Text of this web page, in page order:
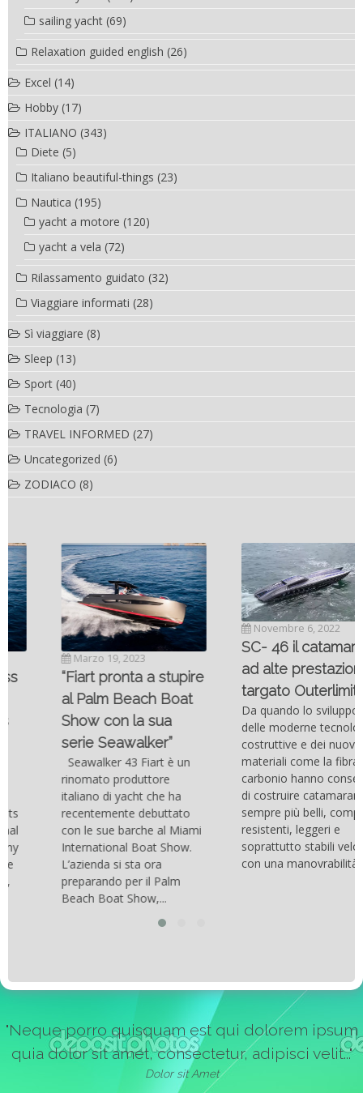
sailing yacht (69)
Relaxation guided english (26)
Excel (14)
Hobby (17)
ITALIANO (343)
Diete (5)
Italiano beautiful-things (23)
Nautica (195)
yacht a motore (120)
yacht a vela (72)
Rilassamento guidato (32)
Viaggiare informati (28)
Sì viaggiare (8)
Sleep (13)
Sport (40)
Tecnologia (7)
TRAVEL INFORMED (27)
Uncategorized (6)
ZODIACO (8)
Marzo 19, 2023
“Fiart pronta a stupire
al Palm Beach Boat
Show con la sua
serie Seawalker”
Seawalker 43 Fiart è un
rinomato produttore
italiano di yacht che ha
recentemente debuttato
con le sue barche al Miami
International Boat Show.
L’azienda si sta ora
preparando per il Palm
Beach Boat Show,...
Novembre 6, 2022
SC- 46 il catamarano
ad alte prestazioni
targato Outerlimits.
Da quando lo sviluppo
delle moderne tecnologie
costruttive e dei nuovi
materiali come la fibra di
carbonio hanno consentito
di costruire catamarani
sempre più belli, compatti,
resistenti, leggeri e
soprattutto stabili veloci
con una manovrabilità...
"Neque porro quisquam est qui dolorem ipsum
quia dolor sit amet, consectetur, adipisci velit..."
Dolor sit Amet